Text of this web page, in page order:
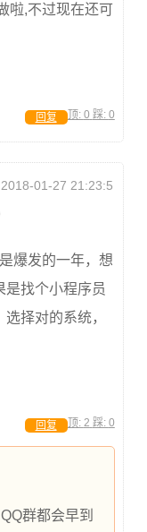
啦,不过现在还可
顶: 0 踩: 0
回复
2018-01-27 21:23:5
爆发的一年，想
是找个小程序员
择对的系统，
顶: 2 踩: 0
回复
群都会早到